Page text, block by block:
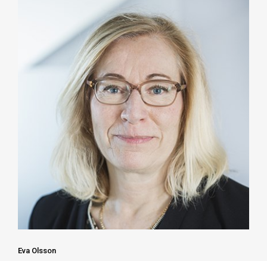
Eva Olsson